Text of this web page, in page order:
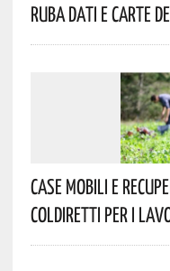
Ruba Dati E Carte
Case Mobili E
Coldiretti Per I